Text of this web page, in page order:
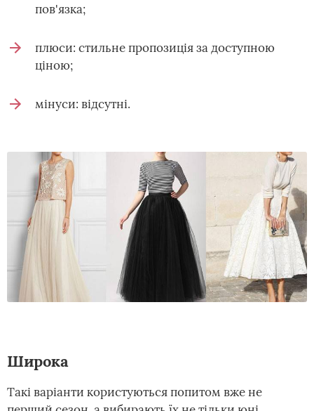
пов'язка;
плюси: стильне пропозиція за доступною
ціною;
мінуси: відсутні.
Широка
Такі варіанти користуються попитом вже не